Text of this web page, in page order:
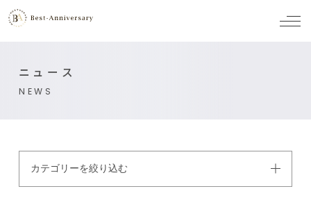
メ
ニュース
NEWS
カテゴリーを絞り込む